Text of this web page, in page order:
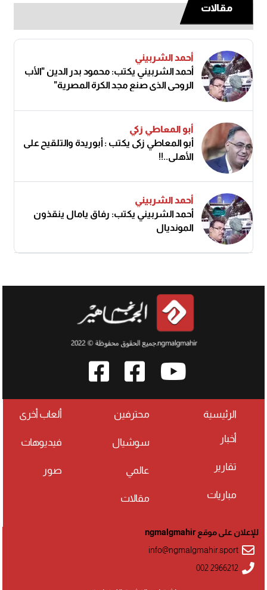
مقالات
أحمد الشربيني
أحمد الشربيني يكتب: محمود بدر الدين "الأب
الروحي الذي صنع مجد الكرة المصرية"
أبو المعاطي زكي
أبو المعاطي زكى يكتب : أبوريدة والتلقيح على
الأهلى..!!
أحمد الشربيني
أحمد الشربيني يكتب: رفاق يامال ينقذون
المونديال
الرئيسية
أخبار
تقارير
مباريات
محترفين
سوشيال
عالمي
مقالات
ألعاب أخرى
فيديوهات
صور
للإعلان على موقع ngmalgmahir
info@ngmalgmahir.sport
002 2966212